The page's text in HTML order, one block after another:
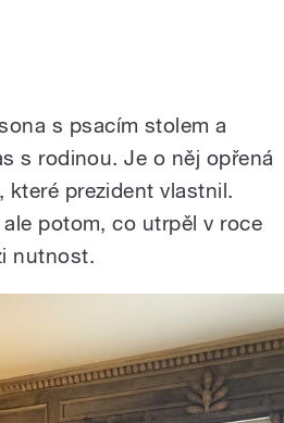
s psacím stolem a
s rodinou. Je o něj opřená
které prezident vlastnil.
potom, co utrpěl v roce
nutnost.